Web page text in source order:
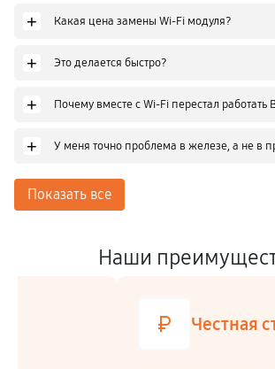
+ Какая цена замены Wi-Fi модуля?
+ Это делается быстро?
+ Почему вместе с Wi-Fi перестал работать
+ У меня точно проблема в железе, а не в
Показать все
Наши
Честная стоимость